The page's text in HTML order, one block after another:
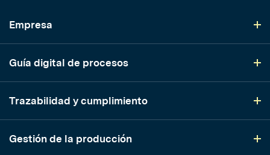
Empresa
Guía digital de procesos
Trazabilidad y cumplimiento
Gestión de la producción